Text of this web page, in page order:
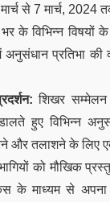
से 7 मार्च, 2024
भर के विभिन्न विषयों
प्रतिभा की
शिखर सम्मेलन
हुए विभिन्न
और तलाशने के लिए
को मौखिक
के माध्यम से